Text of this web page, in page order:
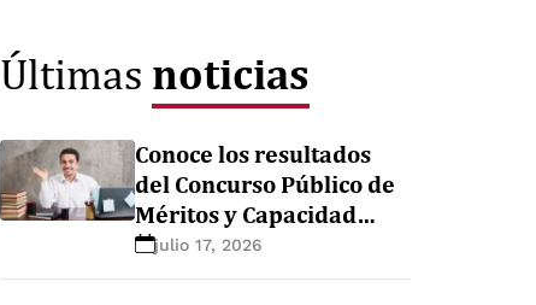
Últimas noticias
Conoce los resultados
del Concurso Público de
Méritos y Capacidad
Docente del
Departamento
julio 17, 2026